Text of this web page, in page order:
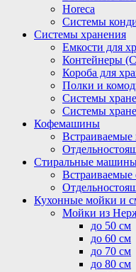
Horeca
Системы
Системы хранения
Емкости для
Контейнеры
Короба для
Полки и
Системы
Системы
Кофемашины
Стиральные
Кухонные мойки и
Мойки из
до 50 см
до 60 см
до 70 см
до 80 см